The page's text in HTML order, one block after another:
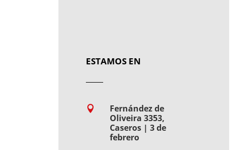
ESTAMOS EN

Fernández de
Oliveira 3353,
Caseros | 3 de
febrero